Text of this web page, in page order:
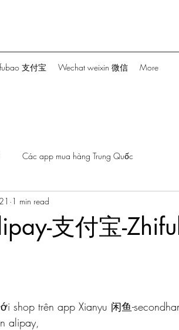
支付宝 Wechat weixin 微信 More
Các app mua hàng Trung Quốc
支付宝-
1 min read
shop trên app Xianyu 闲鱼-
alipay,